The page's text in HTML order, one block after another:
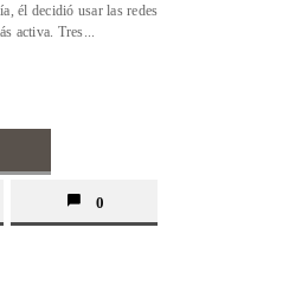
él decidió usar las redes
activa. Tres...
0